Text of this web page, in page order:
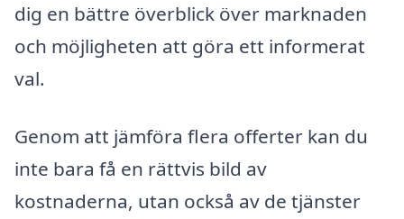
dig en bättre överblick över marknaden
och möjligheten att göra ett informerat
val.
Genom att jämföra flera offerter kan du
inte bara få en rättvis bild av
kostnaderna, utan också av de tjänster